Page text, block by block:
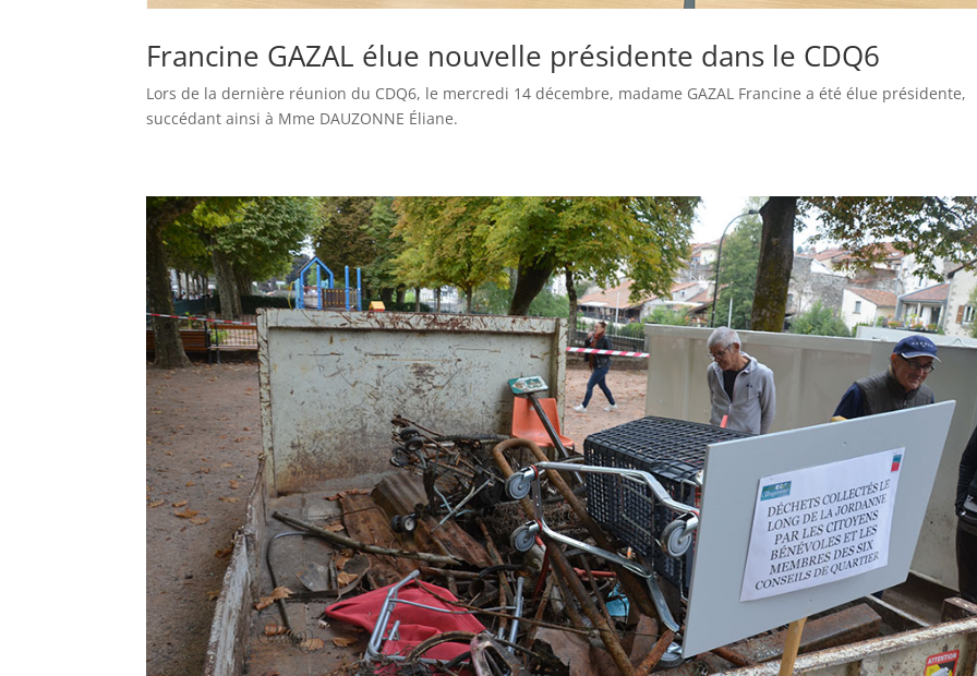
Francine GAZAL élue nouvelle présidente dans le CDQ6
Lors de la dernière réunion du CDQ6, le mercredi 14 décembre, madame GAZAL Francine a été élue présidente,
succédant ainsi à Mme DAUZONNE Éliane.